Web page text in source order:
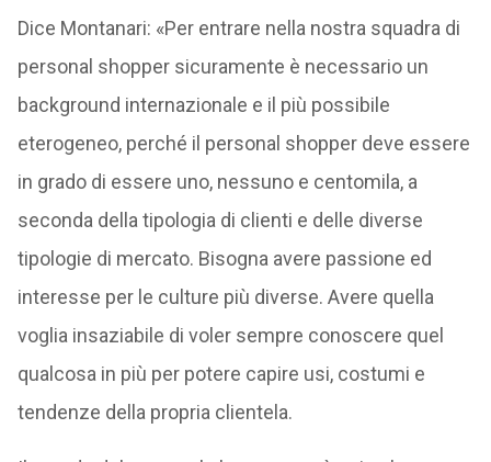
Dice Montanari: «Per entrare nella nostra squadra di
personal shopper sicuramente è necessario un
background internazionale e il più possibile
eterogeneo, perché il personal shopper deve essere
in grado di essere uno, nessuno e centomila, a
seconda della tipologia di clienti e delle diverse
tipologie di mercato. Bisogna avere passione ed
interesse per le culture più diverse. Avere quella
voglia insaziabile di voler sempre conoscere quel
qualcosa in più per potere capire usi, costumi e
tendenze della propria clientela.